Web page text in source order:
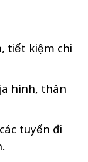
tiết kiệm chi
hình, thân
tuyến đi